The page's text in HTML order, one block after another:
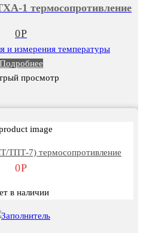
1 термосопротивление
0Р
и измерения температуры
Подробнее
просмотр
7) термосопротивление
0Р
в наличии